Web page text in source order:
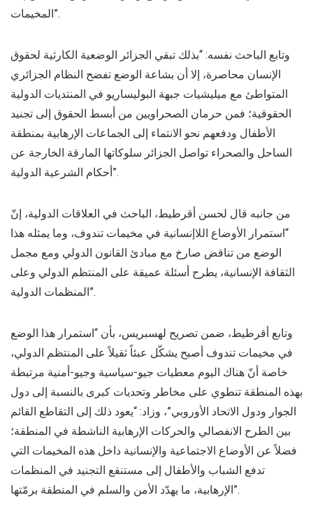
المخيمات”.
وتابع الباحث نفسه: “بذلك تبقي الجزائر الوضعية الكارثية لحقوق
الإنسان محاصرة، إلا أن بشاعة الوضع تفضح النظام الجزائري
المتواطئ مع ميليشيات جبهة البوليساريو في المنتديات الدولية
الحقوقية؛ فمن حرمان الصحراويين من أبسط الحقوق إلى تجنيد
الأطفال ودفعهم نحو الانتماء إلى الجماعات الإرهابية بمنطقة
الساحل والصحراء تواصل الجزائر سلوكاتها المارقة الخارجة عن
أحكام الشرعية الدولية”.
من جانبه قال لحسن أقرطيط، الباحث في العلاقات الدولية، إنّ
“استمرار الأوضاع اللاإنسانية في مخيمات تندوف، وما يمثله هذا
الوضع من تناقض صارخ مع مبادئ القانون الدولي ومع مجمل
الثقافة الإنسانية، يطرح أسئلة عميقة على المنتظم الدولي وعلى
المنظمات الدولية”.
وتابع أقرطيط، ضمن تصريح لهسبريس، بأن “استمرار هذا الوضع
في مخيمات تندوف أصبح يشكّل عبئاً ثقيلاً على المنتظم الدولي،
خاصة أنّ هناك اليوم معطيات جيو-سياسية وجيو-أمنية مرتبطة
بهذه المنطقة تنطوي على مخاطر وتحديات كبرى بالنسبة إلى دول
الجوار ودول الاتحاد الأوروبي”، وزاد: “يعود ذلك إلى التقاطع القائم
بين الطرح الانفصالي والحركات الإرهابية الناشطة في المنطقة؛
فضلاً عن الأوضاع الاجتماعية والإنسانية داخل هذه المخيمات التي
تدفع الشباب والأطفال إلى مستنقع التجنيد في المنظمات
الإرهابية، ما يهدّد الأمن والسلم في المنطقة برمّتها”.